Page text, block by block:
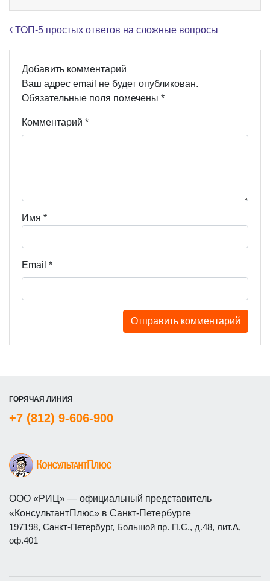
Навигация по записям
ТОП-5 простых ответов на сложные вопросы
Добавить комментарий
Ваш адрес email не будет опубликован.
Обязательные поля помечены *
Комментарий *
Имя *
Email *
ГОРЯЧАЯ ЛИНИЯ
+7 (812) 9-606-900
ООО «РИЦ» — официальный представитель
«КонсультантПлюс» в Санкт-Петербурге
197198, Санкт-Петербург, Большой пр. П.С., д.48, лит.А,
оф.401